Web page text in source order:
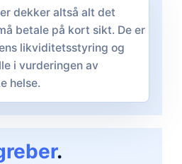
dekker altså alt det
betale på kort sikt. De er
likviditetsstyring og
i vurderingen av
helse.
.